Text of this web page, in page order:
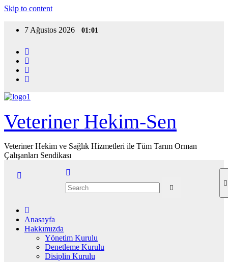
Skip to content
7 Ağustos 2026 01:01
Veteriner Hekim-Sen
Veteriner Hekim ve Sağlık Hizmetleri ile Tüm Tarım Orman
Çalışanları Sendikası
Anasayfa
Hakkımızda
Yönetim Kurulu
Denetleme Kurulu
Disiplin Kurulu